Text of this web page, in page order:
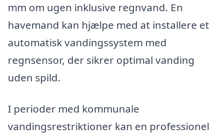
mm om ugen inklusive regnvand. En
havemand kan hjælpe med at installere et
automatisk vandingssystem med
regnsensor, der sikrer optimal vanding
uden spild.
I perioder med kommunale
vandingsrestriktioner kan en professionel